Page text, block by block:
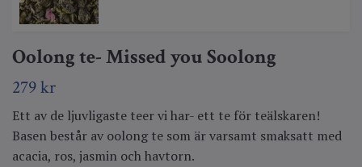
Oolong te- Missed you Soolong
279 kr
Ett av de ljuvligaste teer vi har- ett te för teälskaren!
Basen består av oolong te som är varsamt smaksatt med
acacia, ros, jasmin och havtorn.